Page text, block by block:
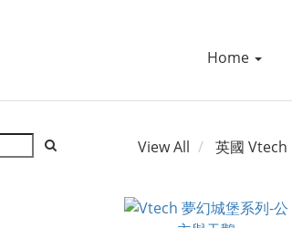
Home
View All 英國 Vtech